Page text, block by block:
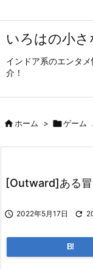
いろはの小さ
インドア系のエンタ
介！
ホーム > ゲーム
[Outward]ある冒
 2022年5月17日 
B!